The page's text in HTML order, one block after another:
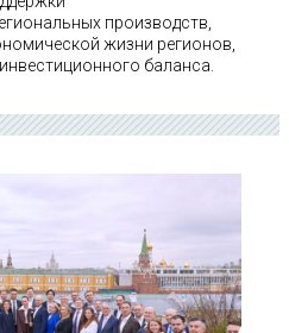
производств,
жизни регионов,
баланса.